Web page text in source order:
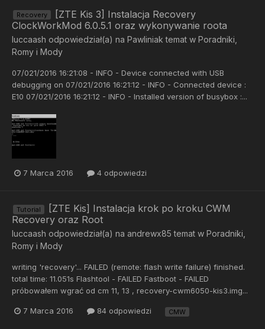
Recovery
[ZTE Kis 3] Instalacja Recovery
ClockWorkMod 6.0.5.1 oraz wykonywanie roota
luccaash odpowiedział(a) na Pawliniak temat w Poradniki,
Romy i Mody
07/021/2016 16:21:08 - INFO - Device connected with USB
debugging on 07/021/2016 16:21:12 - INFO - Connected device :
E10 07/021/2016 16:21:12 - INFO - Installed version of busybox :...
7 Marca 2016 4 odpowiedzi
Tutorial
[ZTE Kis] Instalacja krok po kroku CWM
Recovery oraz Root
luccaash odpowiedział(a) na andrewx85 temat w Poradniki,
Romy i Mody
writing 'recovery'... FAILED (remote: flash write failure) finished.
total time: 11.051s Flashtool - FAILED Fastboot - FAILED
próbowałem wgrać od cm 11, 13 , recovery-cwm6050-kis3.img...
7 Marca 2016 84 odpowiedzi CMW